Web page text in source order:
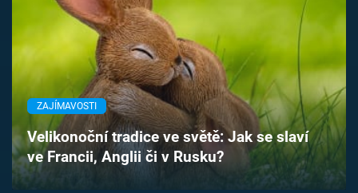
Pořady
TV Program
Časopis
Sledujte prima+
Přihlášení
ZAJÍMAVOSTI
Velikonoční tradice ve světě: Jak se slaví
ve Francii, Anglii či v Rusku?